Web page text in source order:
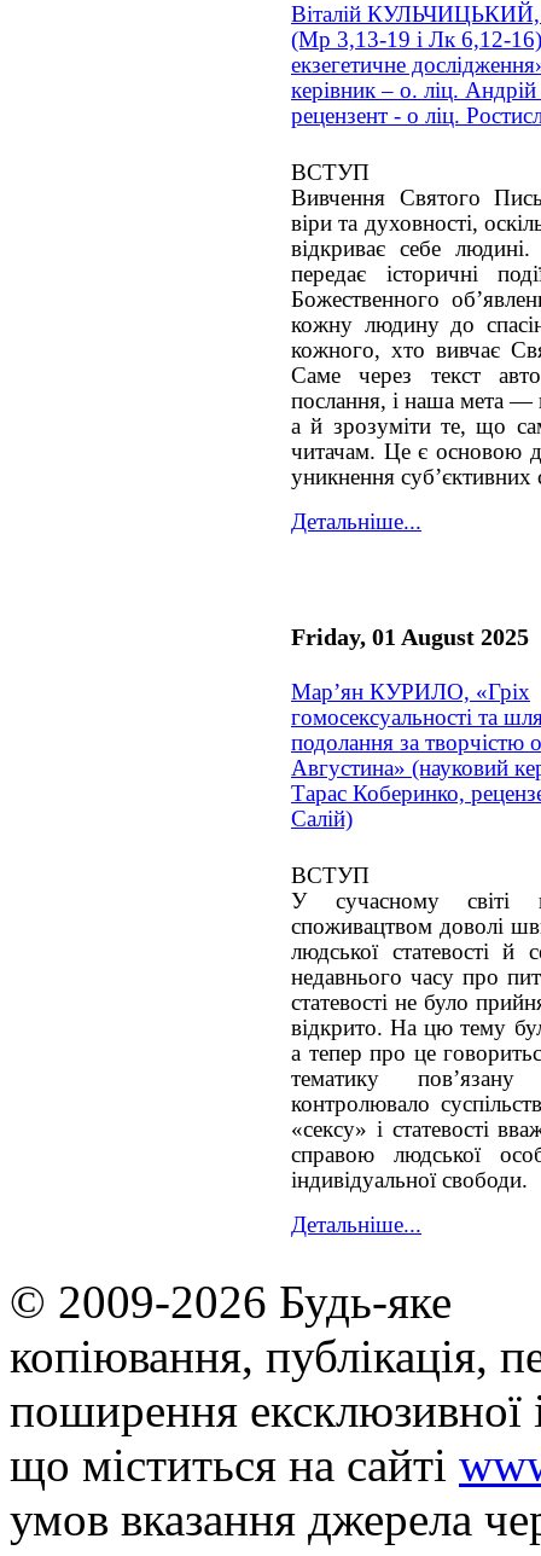
Віталій КУЛЬЧИЦЬКИЙ,
(Мр 3,13-19 і Лк 6,12-
екзегетичне
керівник – о. ліц.
рецензент - о ліц.
ВСТУП
Вивчення Святого
віри та духовності,
відкриває себе
передає історичні
Божественного
кожну людину до
кожного, хто вивчає
Саме через текст
послання, і наша мета —
а й зрозуміти те, що
читачам. Це є основою
уникнення суб’єктивних
Детальніше...
Friday, 01 August 2025
Мар’ян КУРИЛО, «Гріх
гомосексуальності та
подолання за творчістю
Августина» (науковий
Тарас Коберинко,
Салій)
ВСТУП
У сучасному світі
споживацтвом доволі
людської статевості й
недавнього часу про
статевості не було
відкрито. На цю тему
а тепер про це
тематику
контролювало
«сексу» і статевості
справою людської
індивідуальної свободи.
Детальніше...
© 2009-2026 Будь-яке
копiювання, публiкацiя,
поширення
що мiститься на сайті
умов вказання джерела